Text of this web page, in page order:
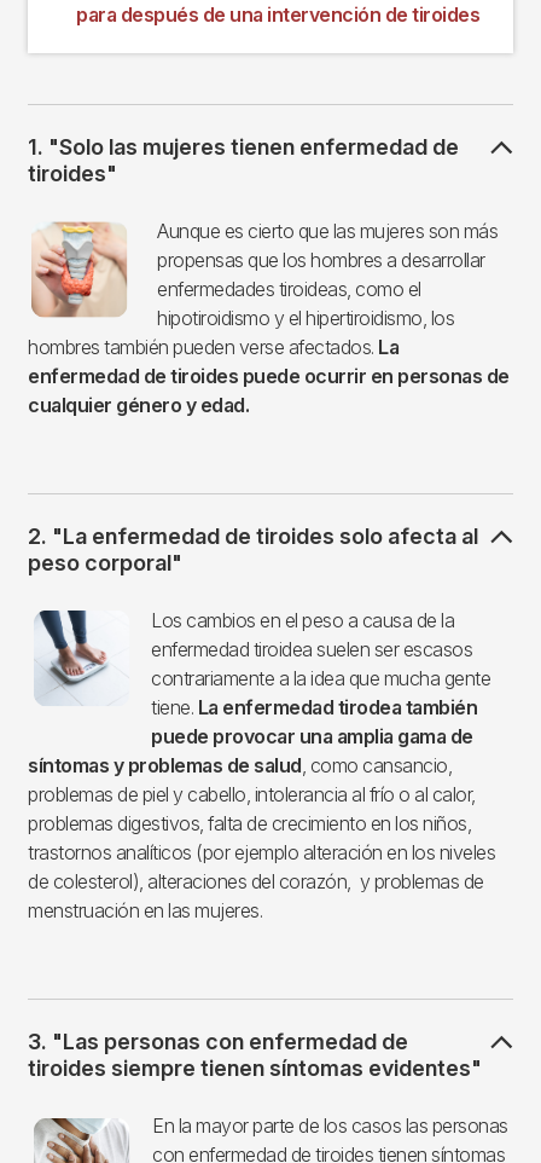
para después de una intervención de tiroides
1. "Solo las mujeres tienen enfermedad de
tiroides"
Imagen
Aunque es cierto que las mujeres son más
propensas que los hombres a desarrollar
enfermedades tiroideas, como el
hipotiroidismo y el hipertiroidismo, los
hombres también pueden verse afectados. La
enfermedad de tiroides puede ocurrir en personas de
cualquier género y edad.
2. "La enfermedad de tiroides solo afecta al
peso corporal"
Imagen
Los cambios en el peso a causa de la
enfermedad tiroidea suelen ser escasos
contrariamente a la idea que mucha gente
tiene. La enfermedad tirodea también
puede provocar una amplia gama de
síntomas y problemas de salud , como cansancio,
problemas de piel y cabello, intolerancia al frío o al calor,
problemas digestivos, falta de crecimiento en los niños,
trastornos analíticos (por ejemplo alteración en los niveles
de colesterol), alteraciones del corazón, y problemas de
menstruación en las mujeres.
3. "Las personas con enfermedad de
tiroides siempre tienen síntomas evidentes"
Imagen
En la mayor parte de los casos las personas
con enfermedad de tiroides tienen síntomas